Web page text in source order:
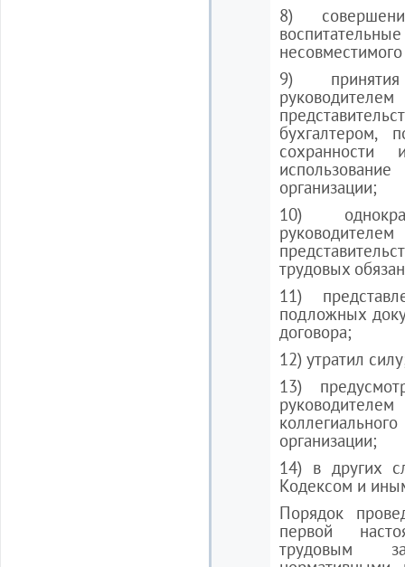
8)
9)
бухгалтером,
сохранности
организации;
10)
трудовых
11)
подложных
договора;
12) утратил
13)
организации;
14) в других
Кодексом и
Порядок
первой
трудовым